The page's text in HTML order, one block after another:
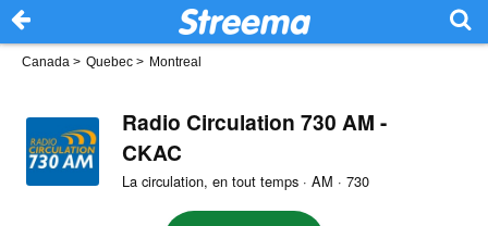
Canada > Quebec > Montreal
Radio Circulation 730 AM -
CKAC
La circulation, en tout temps · AM · 730